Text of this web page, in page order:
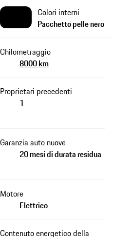
Colori interni
Pacchetto pelle nero
Chilometraggio
8000 km
Proprietari precedenti
1
Garanzia auto nuove
20 mesi di durata residua
Motore
Elettrico
Contenuto energetico della